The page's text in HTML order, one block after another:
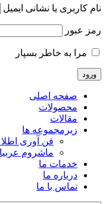
نام کاربری یا نشانی ایمیل
رمز عبور
مرا به خاطر بسپار
صفحه اصلی
محصولات
مقالات
زیرمجموعه ها
فن آوری
ماشروم عربيا
خدمات ما
درباره ما
تماس با ما